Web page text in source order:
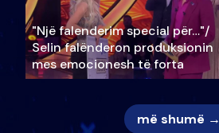
"Një falenderim special për…"/
Selin falënderon produksionin
mes emocionesh të forta
më shumë →